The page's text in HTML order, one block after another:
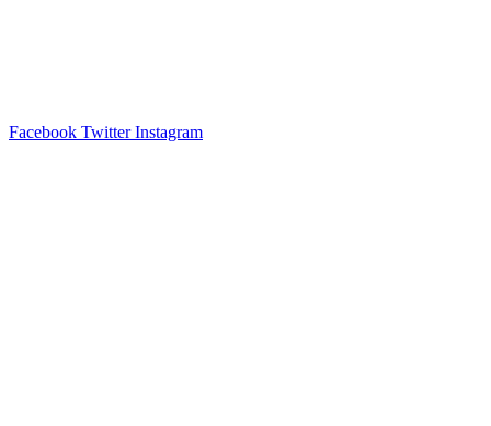
Facebook Twitter Instagram